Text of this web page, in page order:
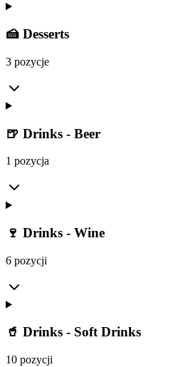
🍰 Desserts
3 pozycje
🍺 Drinks - Beer
1 pozycja
🍷 Drinks - Wine
6 pozycji
🥤 Drinks - Soft Drinks
10 pozycji